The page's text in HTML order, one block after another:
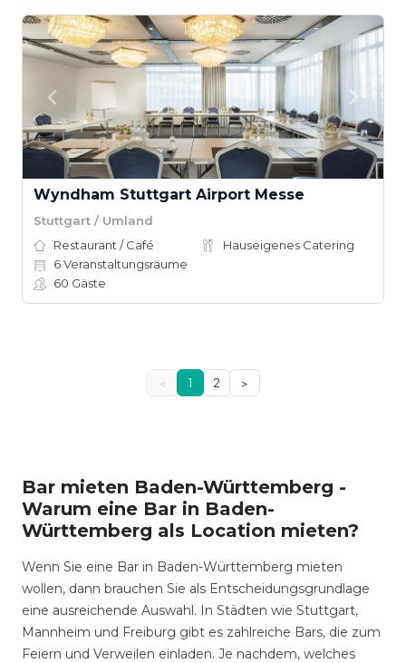
Wyndham Stuttgart Airport Messe
Stuttgart / Umland
Restaurant / Café
Hauseigenes Catering
6Veranstaltungsräume
60 Gäste
< 1 2 >
Bar mieten Baden-Württemberg -
Warum eine Bar in Baden-
Württemberg als Location mieten?
Wenn Sie eine Bar in Baden-Württemberg mieten
wollen, dann brauchen Sie als Entscheidungsgrundlage
eine ausreichende Auswahl. In Städten wie Stuttgart,
Mannheim und Freiburg gibt es zahlreiche Bars, die zum
Feiern und Verweilen einladen. Je nachdem, welches